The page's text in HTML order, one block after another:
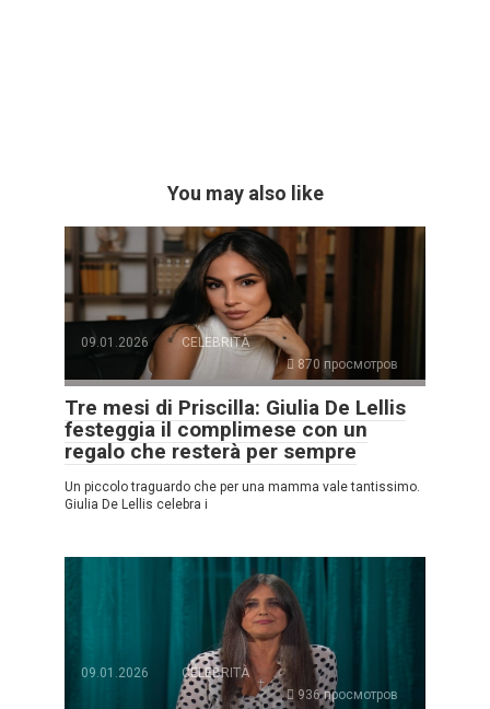
You may also like
09.01.2026
CELEBRITÀ
870 просмотров
Tre mesi di Priscilla: Giulia De Lellis
festeggia il complimese con un
regalo che resterà per sempre
Un piccolo traguardo che per una mamma vale tantissimo.
Giulia De Lellis celebra i
09.01.2026
CELEBRITÀ
936 просмотров